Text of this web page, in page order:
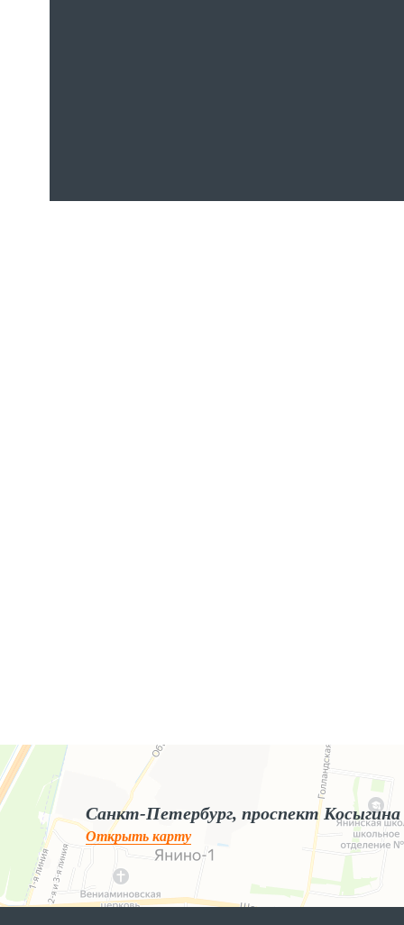
Яндекс.Карты
Яндекс.Карты — поиск мест и адресов, городской транспорт
Санкт-Петербург, проспект Косыгина
Открыть карту